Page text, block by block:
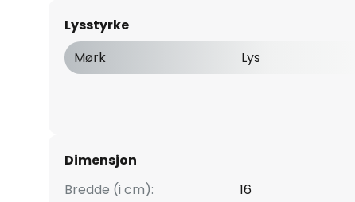
Lysstyrke
Mørk
Lys
Dimensjon
Bredde (i cm):
16